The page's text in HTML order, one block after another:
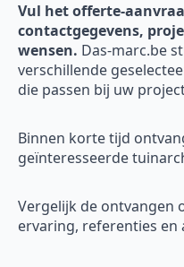
Vul het offerte-
contactgegevens,
wensen. Das-marc.be
verschillende
die passen bij uw
Binnen korte tijd
geïnteresseerde
Vergelijk de ontvangen
ervaring, referenties